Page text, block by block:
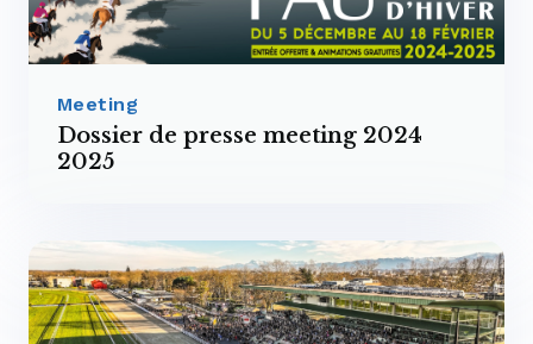
Meeting
Dossier de presse meeting 2024
2025